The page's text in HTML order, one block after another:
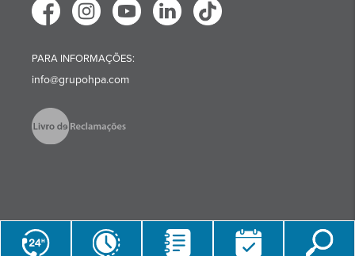
PARA INFORMAÇÕES:
info@grupohpa.com